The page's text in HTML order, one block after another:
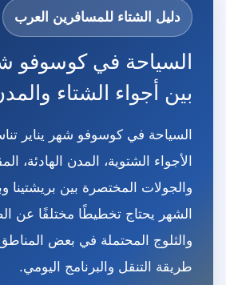
دليل الشتاء للمسافرين العرب
السياحة في كوسوفو
بين أجواء الشتاء
السياحة في كوسوفو شهر يناير
الأجواء الشتوية، المدن الهادئة،
والجولات المختصرة بين بريشتينا
الشهر يحتاج تخطيطًا مختلفًا عن
والثلوج المحتملة في بعض
طريقة التنقل والبرنامج اليومي.